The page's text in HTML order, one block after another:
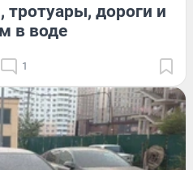
дороги и
в воде
1